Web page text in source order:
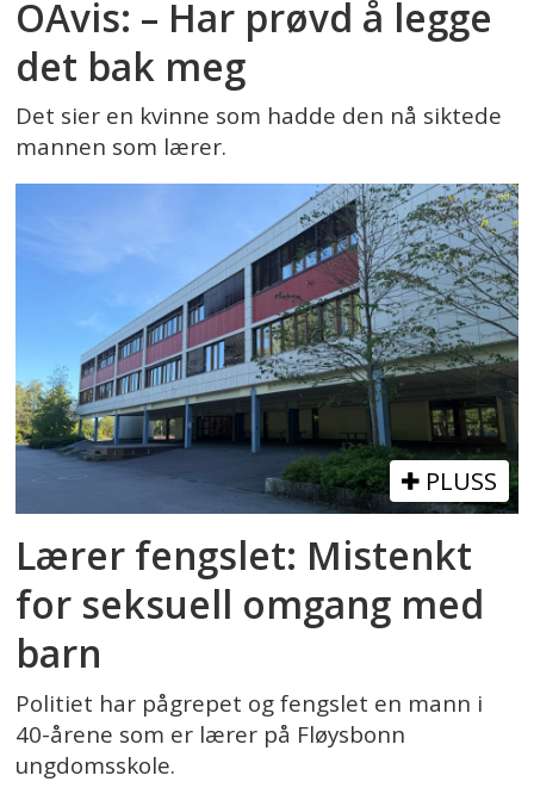
OAvis: – Har prøvd å legge
det bak meg
Det sier en kvinne som hadde den nå siktede
mannen som lærer.
PLUSS
Lærer fengslet: Mistenkt
for seksuell omgang med
barn
Politiet har pågrepet og fengslet en mann i
40-årene som er lærer på Fløysbonn
ungdomsskole.